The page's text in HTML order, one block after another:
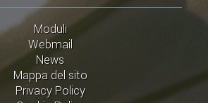
Moduli
Webmail
News
Mappa del sito
Privacy Policy
PROGETTI CONI
PROGETTI SPORT E SALUTE
FORMAZIONE